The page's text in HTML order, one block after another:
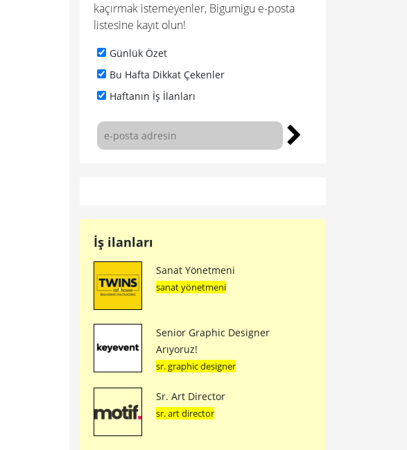
kaçırmak istemeyenler, Bigumigu e-posta
listesine kayıt olun!
Günlük Özet
Bu Hafta Dikkat Çekenler
Haftanın İş İlanları
İş ilanları
Sanat Yönetmeni
sanat yönetmeni
Senior Graphic Designer
Arıyoruz!
sr. graphic designer
Sr. Art Director
sr. art director